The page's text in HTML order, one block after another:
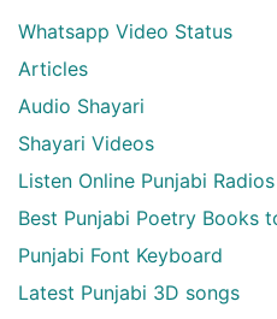
Whatsapp Video Status
Articles
Audio Shayari
Shayari Videos
Listen Online Punjabi
Best Punjabi Poetry Books
Punjabi Font Keyboard
Latest Punjabi 3D songs